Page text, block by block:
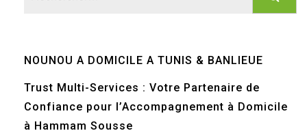
NOUNOU A DOMICILE A TUNIS & BANLIEUE
Trust Multi-Services : Votre Partenaire de
Confiance pour l’Accompagnement à Domicile
à Hammam Sousse